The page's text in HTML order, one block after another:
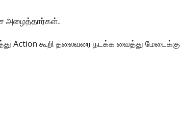
அழைத்தார்கள்.
Action கூறி தலைவரை நடக்க வைத்து மேடைக்கு